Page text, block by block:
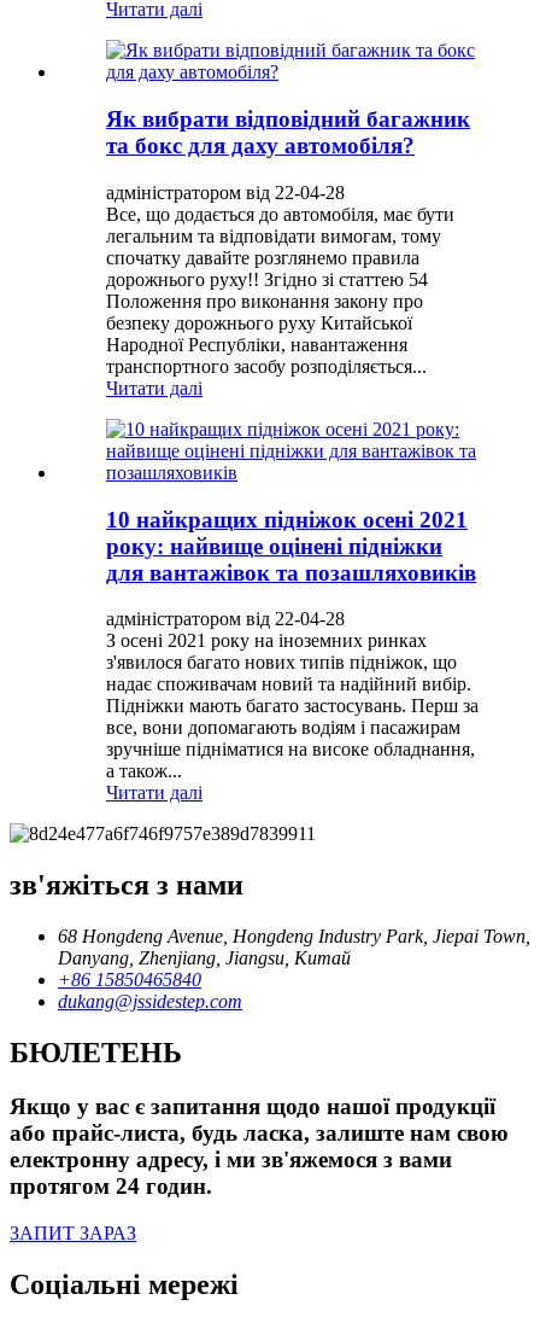
Читати далі
Як вибрати відповідний багажник
та бокс для даху автомобіля?
адміністратором від 22-04-28
Все, що додається до автомобіля, має бути
легальним та відповідати вимогам, тому
спочатку давайте розглянемо правила
дорожнього руху!! Згідно зі статтею 54
Положення про виконання закону про
безпеку дорожнього руху Китайської
Народної Республіки, навантаження
транспортного засобу розподіляється...
Читати далі
10 найкращих підніжок осені 2021
року: найвище оцінені підніжки
для вантажівок та позашляховиків
адміністратором від 22-04-28
З осені 2021 року на іноземних ринках
з'явилося багато нових типів підніжок, що
надає споживачам новий та надійний вибір.
Підніжки мають багато застосувань. Перш за
все, вони допомагають водіям і пасажирам
зручніше підніматися на високе обладнання,
а також...
Читати далі
зв'яжіться з нами
68 Hongdeng Avenue, Hongdeng Industry Park, Jiepai Town,
Danyang, Zhenjiang, Jiangsu, Китай
+86 15850465840
dukang@jssidestep.com
БЮЛЕТЕНЬ
Якщо у вас є запитання щодо нашої продукції
або прайс-листа, будь ласка, залиште нам свою
електронну адресу, і ми зв'яжемося з вами
протягом 24 годин.
ЗАПИТ ЗАРАЗ
Соціальні мережі